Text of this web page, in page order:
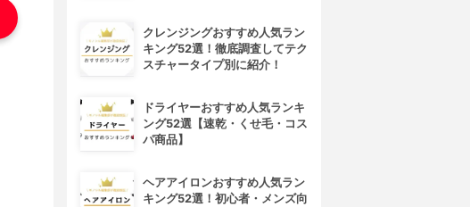
クレンジングおすすめ人気ラン
キング52選！徹底調査してテク
スチャータイプ別に紹介！
ドライヤーおすすめ人気ランキ
ング52選【速乾・くせ毛・コス
パ商品】
ヘアアイロンおすすめ人気ラン
キング52選！初心者・メンズ向